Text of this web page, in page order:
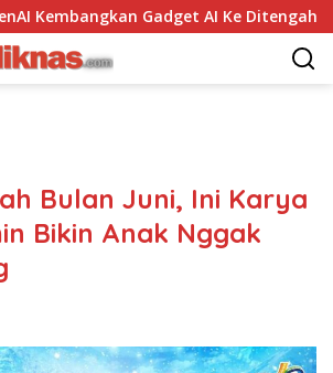
Gadget AI Ke Ditengah Gugatan
Bulan Juni, Ini Karya
Bikin Anak Nggak